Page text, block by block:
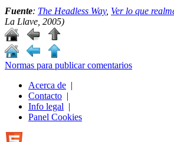
Fuente: The Headless Way, Ver lo que
La Llave, 2005)
Normas para publicar comentarios
Acerca de |
Contacto |
Info legal |
Panel Cookies